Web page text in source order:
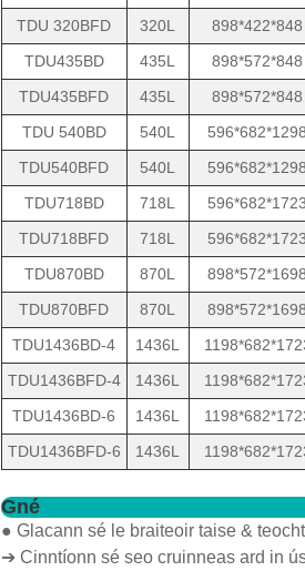
TDU 320BFD
320L 898*422*848
TDU435BD
435L 898*572*848
TDU435BFD
435L 898*572*848
TDU 540BD
540L 596*682*1298
TDU540BFD
540L 596*682*1298
TDU718BD
718L 596*682*1723
TDU718BFD
718L 596*682*1723
TDU870BD
870L 898*572*1698
TDU870BFD
870L 898*572*1698
TDU1436BD-4
1436L
TDU1436BFD-4
1436L
TDU1436BD-6
1436L
TDU1436BFD-6
1436L
Gné
● Glacann sé le braiteoir taise &
➔ Cinntíonn sé seo cruinneas ard in